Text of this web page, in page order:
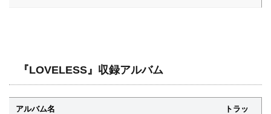
『LOVELESS』収録アルバム
アルバム名
トラッ